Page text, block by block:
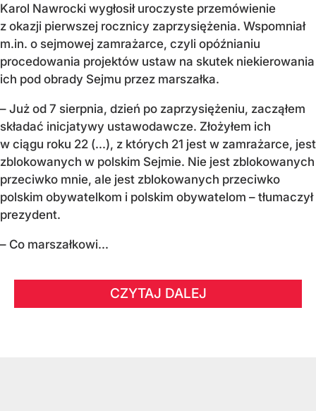
Karol Nawrocki wygłosił uroczyste przemówienie
z okazji pierwszej rocznicy zaprzysiężenia. Wspomniał
m.in. o sejmowej zamrażarce, czyli opóźnianiu
procedowania projektów ustaw na skutek niekierowania
ich pod obrady Sejmu przez marszałka.
– Już od 7 sierpnia, dzień po zaprzysiężeniu, zacząłem
składać inicjatywy ustawodawcze. Złożyłem ich
w ciągu roku 22 (...), z których 21 jest w zamrażarce, jest
zblokowanych w polskim Sejmie. Nie jest zblokowanych
przeciwko mnie, ale jest zblokowanych przeciwko
polskim obywatelkom i polskim obywatelom – tłumaczył
prezydent.
– Co marszałkowi...
CZYTAJ DALEJ